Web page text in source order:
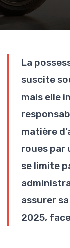
La
suscite
mais elle
matière
roues par
se limite
assurer
2025,